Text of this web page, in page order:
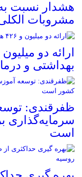
هشدار نسبت
مشروبات
بهداشتی و
ظفرقندی:
سرمایه‌گذاری
است